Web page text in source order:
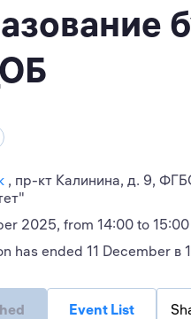
пр-кт Калинина, д. 9,
2025, from 14:00 to
has ended 11 December в
Event List